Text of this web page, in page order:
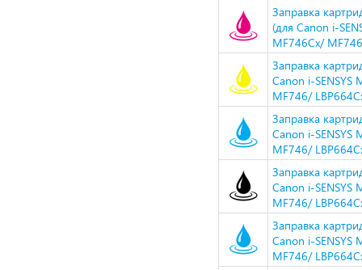
Заправка
(для Canon i-
MF746Cx/
Заправка
Canon i-
MF746/
Заправка
Canon i-
MF746/
Заправка
Canon i-
MF746/
Заправка
Canon i-
MF746/